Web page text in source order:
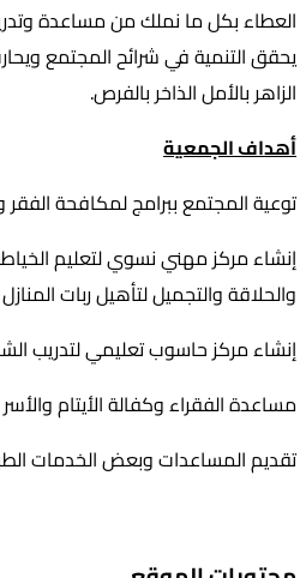
العطاء بكل ما نملك من مساعدة
يحقق التنمية في شرائح المجتمع
الزاهر بالأمل الذاخر بالفرص.
أهداف الجمعية
توعية المجتمع ببرامج لمكافحة الفقر
إنشاء مركز مهني نسوي لتعليم
والحلاقة والتجميل لتأهيل ربات
إنشاء مركز حاسوب تعليمي لتدريب
مساعدة الفقراء وكفالة الأيتام
تقديم المساعدات وبعض الخدمات